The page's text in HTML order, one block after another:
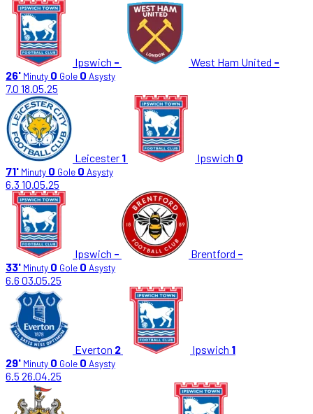
Ipswich - West Ham United -
26' Minuty 0 Gole 0 Asysty
7.0 18.05.25
Leicester 1 Ipswich 0
71' Minuty 0 Gole 0 Asysty
6.3 10.05.25
Ipswich - Brentford -
33' Minuty 0 Gole 0 Asysty
6.6 03.05.25
Everton 2 Ipswich 1
29' Minuty 0 Gole 0 Asysty
6.5 26.04.25